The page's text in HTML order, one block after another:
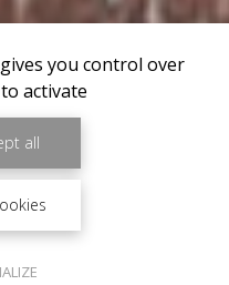
you control over
activate
all